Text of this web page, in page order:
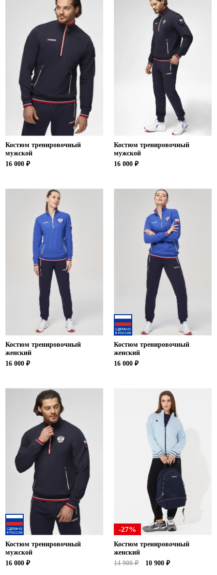
Костюм тренировочный
мужской
16 000 ₽
Костюм тренировочный
мужской
16 000 ₽
Костюм тренировочный
женский
16 000 ₽
Костюм тренировочный
женский
16 000 ₽
Костюм тренировочный
мужской
16 000 ₽
-27%
Костюм тренировочный
женский
14 900 ₽
10 900 ₽